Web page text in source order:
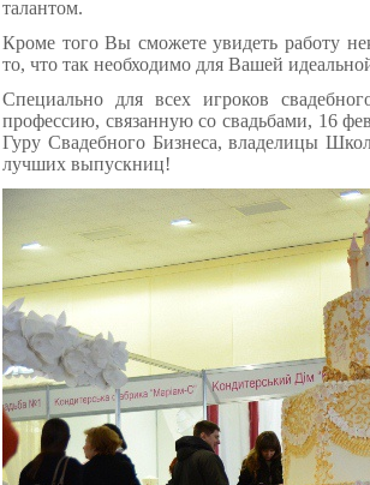
талантом.
Кроме того Вы сможете увидеть работу
то, что так необходимо для Вашей
Специально для всех игроков
профессию, связанную со свадьбами, 16
Гуру Свадебного Бизнеса, владелицы
лучших выпускниц!